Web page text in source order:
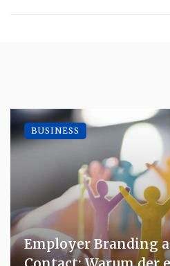
Employer Branding
BUSINESS